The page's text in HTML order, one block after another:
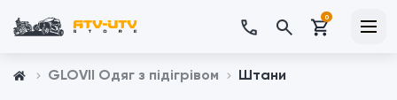
0
GLOVII Одяг з підігрівом Штани